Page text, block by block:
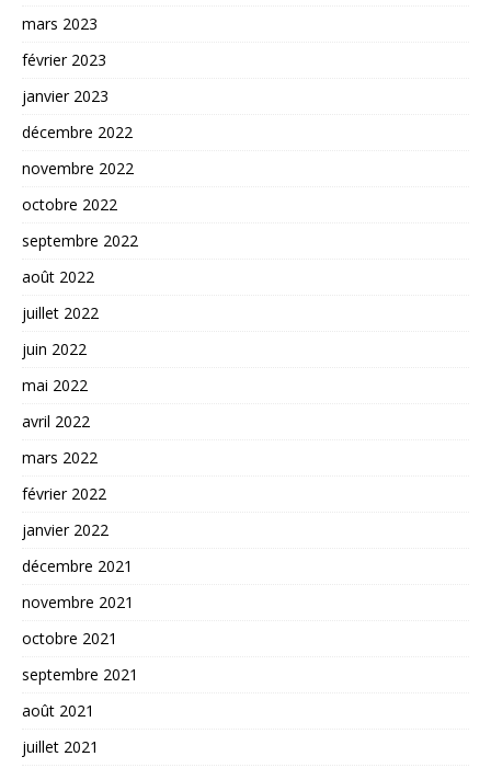
mars 2023
février 2023
janvier 2023
décembre 2022
novembre 2022
octobre 2022
septembre 2022
août 2022
juillet 2022
juin 2022
mai 2022
avril 2022
mars 2022
février 2022
janvier 2022
décembre 2021
novembre 2021
octobre 2021
septembre 2021
août 2021
juillet 2021